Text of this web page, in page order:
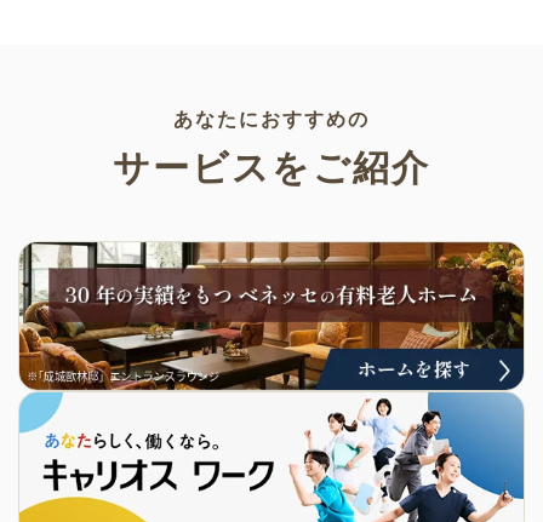
あなたにおすすめの
サービスをご紹介